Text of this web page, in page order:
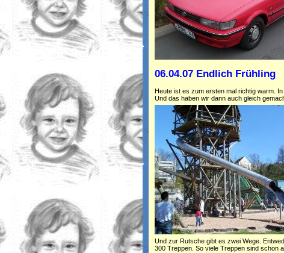
06.04.07 Endlich Frühling
Heute ist es zum ersten mal richtig warm.
Und das haben wir dann auch gleich
Und zur Rutsche gibt es zwei Wege.
300 Treppen. So viele Treppen sind schon